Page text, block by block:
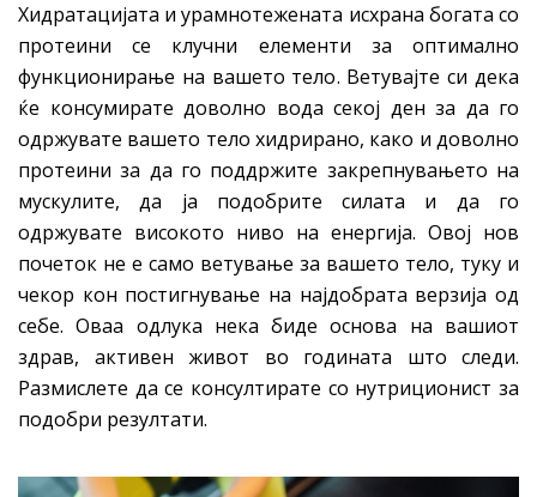
Хидратацијата и урамнотежената исхрана богата со
протеини се клучни елементи за оптимално
функционирање на вашето тело. Ветувајте си дека
ќе консумирате доволно вода секој ден за да го
одржувате вашето тело хидрирано, како и доволно
протеини за да го поддржите закрепнувањето на
мускулите, да ја подобрите силата и да го
одржувате високото ниво на енергија. Овој нов
почеток не е само ветување за вашето тело, туку и
чекор кон постигнување на најдобрата верзија од
себе. Оваа одлука нека биде основа на вашиот
здрав, активен живот во годината што следи.
Размислете да се консултирате со нутриционист за
подобри резултати.